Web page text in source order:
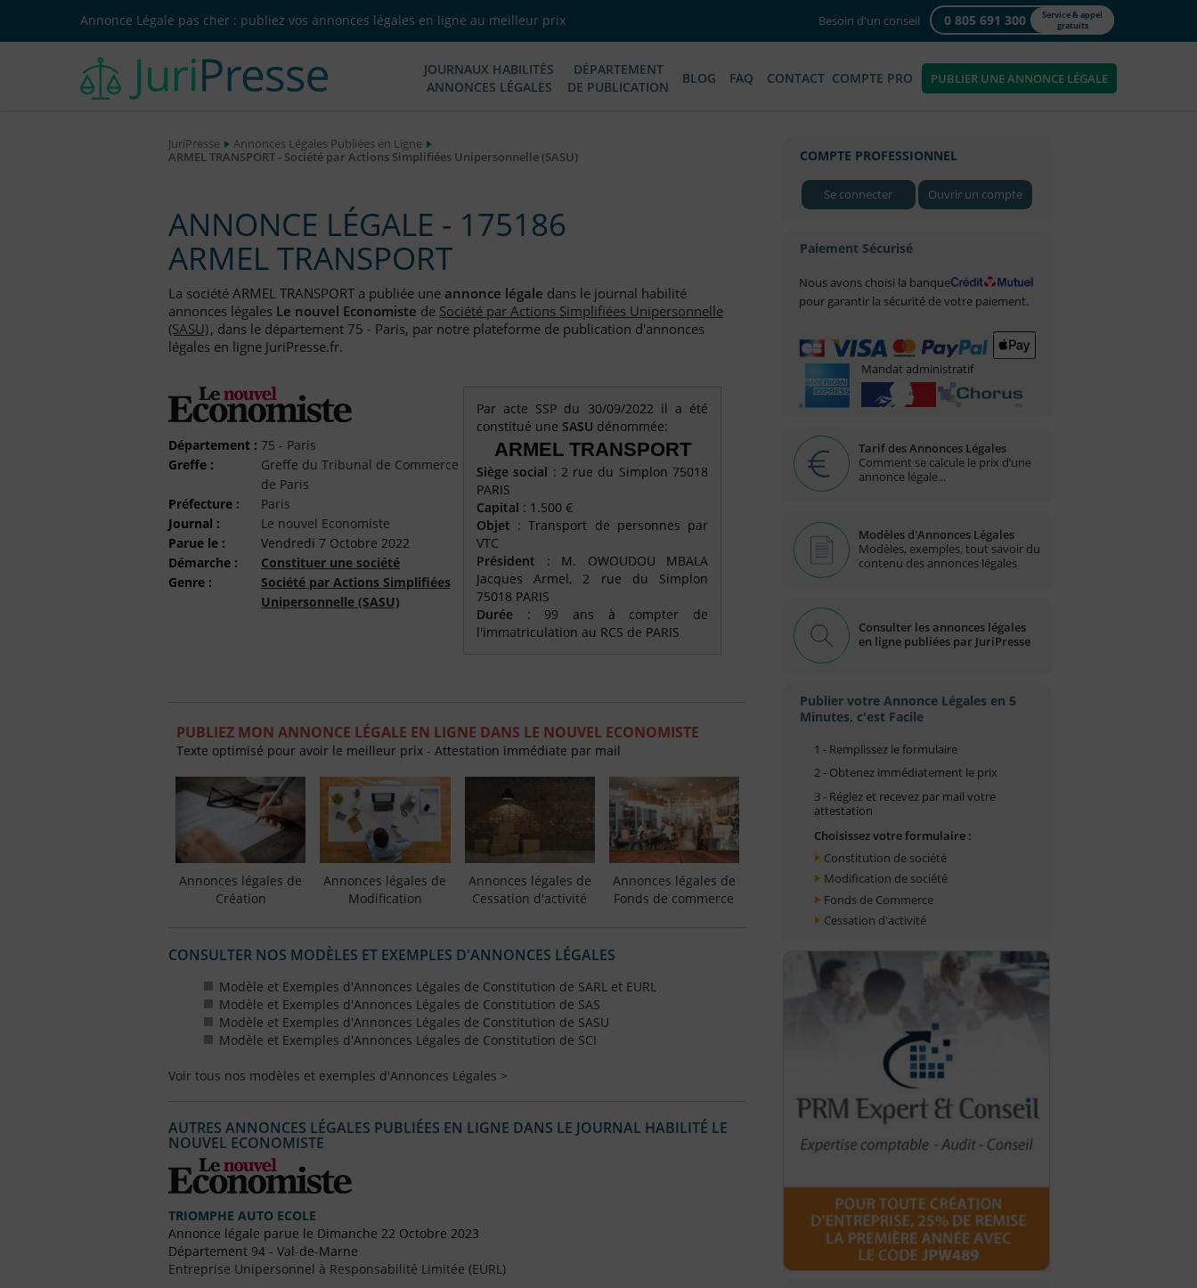
Annonce Légale pas cher : publiez vos annonces légales en ligne au meilleur prix Besoin d'un conseil 0 805 691 300
Service & appel
gratuits
JOURNAUX HABILITÉS
ANNONCES LÉGALES
DÉPARTEMENT
DE PUBLICATION
BLOG FAQ CONTACT COMPTE PRO PUBLIER UNE ANNONCE LÉGALE
JuriPresse
Annonces Légales Publiées en Ligne
ARMEL TRANSPORT - Société par Actions Simplifiées Unipersonnelle (SASU)
ANNONCE LÉGALE - 175186
ARMEL TRANSPORT
La société ARMEL TRANSPORT a publiée une annonce légale dans le journal habilité
annonces légales Le nouvel Economiste de Société par Actions Simplifiées Unipersonnelle
(SASU), dans le département 75 - Paris, par notre plateforme de publication d'annonces
légales en ligne JuriPresse.fr.
Département : 75 - Paris
Greffe :
Greffe du Tribunal de Commerce
de Paris
Préfecture :
Paris
Journal :
Le nouvel Economiste
Parue le :
Vendredi 7 Octobre 2022
Démarche :
Constituer une société
Genre :
Société par Actions Simplifiées
Unipersonnelle (SASU)
Par acte SSP du 30/09/2022 il a été
constitué une SASU dénommée:
ARMEL TRANSPORT
Siège social : 2 rue du Simplon 75018
PARIS
Capital : 1.500 €
Objet : Transport de personnes par
VTC
Président : M. OWOUDOU MBALA
Jacques Armel, 2 rue du Simplon
75018 PARIS
Durée : 99 ans à compter de
l'immatriculation au RCS de PARIS
PUBLIEZ MON ANNONCE LÉGALE EN LIGNE DANS LE NOUVEL ECONOMISTE
Texte optimisé pour avoir le meilleur prix - Attestation immédiate par mail
Annonces légales de
Création
Annonces légales de
Modification
Annonces légales de
Cessation d'activité
Annonces légales de
Fonds de commerce
CONSULTER NOS MODÈLES ET EXEMPLES D'ANNONCES LÉGALES
Modèle et Exemples d'Annonces Légales de Constitution de SARL et EURL
Modèle et Exemples d'Annonces Légales de Constitution de SAS
Modèle et Exemples d'Annonces Légales de Constitution de SASU
Modèle et Exemples d'Annonces Légales de Constitution de SCI
Voir tous nos modèles et exemples d'Annonces Légales >
AUTRES ANNONCES LÉGALES PUBLIÉES EN LIGNE DANS LE JOURNAL HABILITÉ LE
NOUVEL ECONOMISTE
TRIOMPHE AUTO ECOLE
Annonce légale parue le Dimanche 22 Octobre 2023
Département 94 - Val-de-Marne
Entreprise Unipersonnel à Responsabilité Limitée (EURL)
COMPTE PROFESSIONNEL
Se connecter Ouvrir un compte
Paiement Sécurisé
Nous avons choisi la banque
pour garantir la sécurité de votre paiement.
Mandat administratif
Tarif des Annonces Légales
Comment se calcule le prix d’une
annonce légale...
Modèles d'Annonces Légales
Modèles, exemples, tout savoir du
contenu des annonces légales
Consulter les annonces légales
en ligne publiées par JuriPresse
Publier votre Annonce Légales en 5
Minutes, c'est Facile
1 - Remplissez le formulaire
2 - Obtenez immédiatement le prix
3 - Réglez et recevez par mail votre
attestation
Choisissez votre formulaire :
Constitution de société
Modification de société
Fonds de Commerce
Cessation d'activité